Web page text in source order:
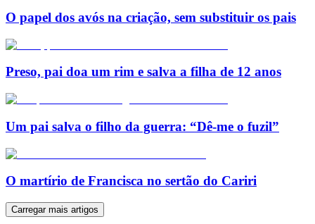
O papel dos avós na criação, sem substituir os pais
Preso, pai doa um rim e salva a filha de 12 anos
Um pai salva o filho da guerra: “Dê-me o fuzil”
O martírio de Francisca no sertão do Cariri
Carregar mais artigos